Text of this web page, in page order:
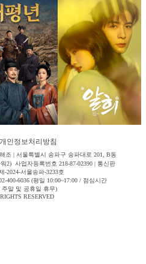
개인정보처리방침
조 | 서울특별시 송파구 송파대로 201, B동
2) 사업자등록번호 218-87-02390 | 통신판
-2024-서울송파-3233호
400-6036 (평일 10:00~17:00 / 점심시간
주말 및 공휴일 휴무)
RESERVED